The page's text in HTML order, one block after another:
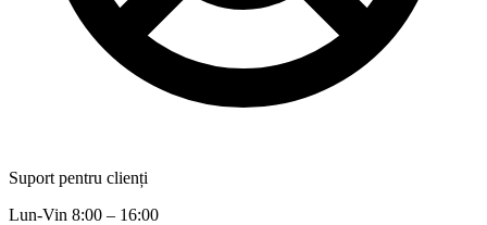
Suport pentru clienți
Lun-Vin 8:00 – 16:00